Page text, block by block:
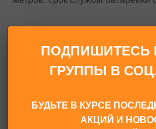
ПОСМОТРЕТЬ НА КАРТЕ
ПОДПИШИТЕСЬ
ГРУППЫ В
БУДЬТЕ В КУРСЕ
АКЦИЙ И